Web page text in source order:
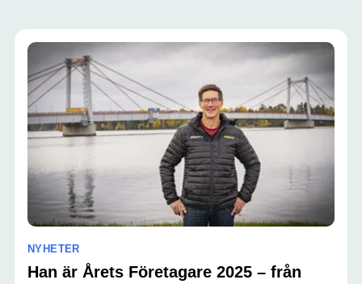
NYHETER
Han är Årets Företagare 2025 – från